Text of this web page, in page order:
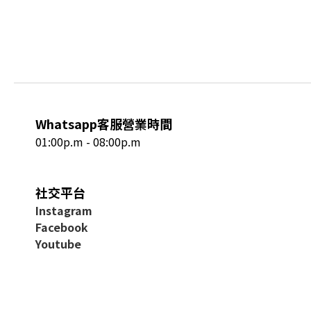
Whatsapp客服營業時間
01:00p.m - 08:00p.m
社交平台
Instagram
Facebook
Youtube